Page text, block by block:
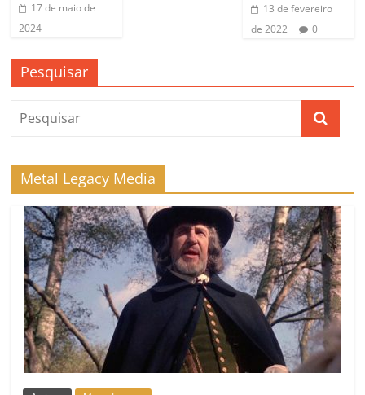
17 de maio de
2024
13 de fevereiro
de 2022
0
Pesquisar
Metal Legacy Media